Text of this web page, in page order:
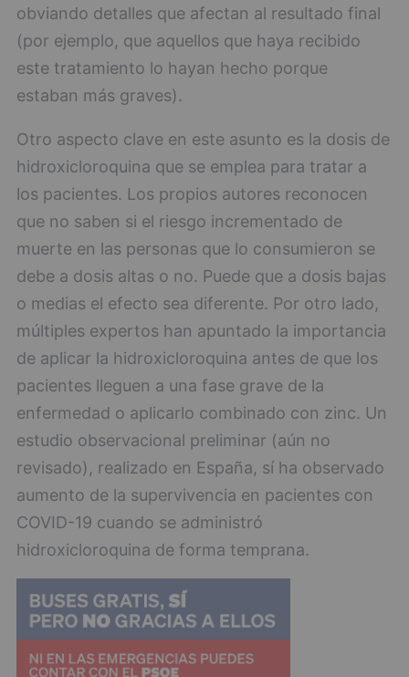
obviando detalles que afectan al resultado final
(por ejemplo, que aquellos que haya recibido
este tratamiento lo hayan hecho porque
estaban más graves).
Otro aspecto clave en este asunto es la dosis de
hidroxicloroquina que se emplea para tratar a
los pacientes. Los propios autores reconocen
que no saben si el riesgo incrementado de
muerte en las personas que lo consumieron se
debe a dosis altas o no. Puede que a dosis bajas
o medias el efecto sea diferente. Por otro lado,
múltiples expertos han apuntado la importancia
de aplicar la hidroxicloroquina antes de que los
pacientes lleguen a una fase grave de la
enfermedad o aplicarlo combinado con zinc. Un
estudio observacional preliminar (aún no
revisado), realizado en España, sí ha observado
aumento de la supervivencia en pacientes con
COVID-19 cuando se administró
hidroxicloroquina de forma temprana.